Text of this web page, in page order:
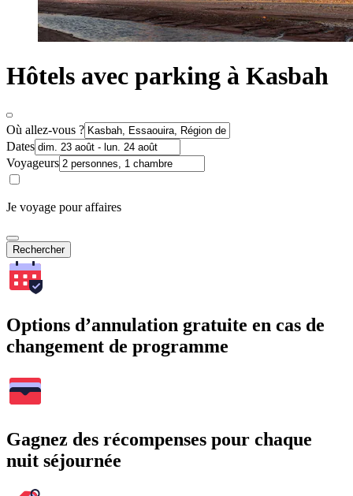
Hôtels avec parking à Kasbah
Où allez-vous ?
Dates
Voyageurs
Je voyage pour affaires
Rechercher
Options d’annulation gratuite en cas de
changement de programme
Gagnez des récompenses pour chaque
nuit séjournée